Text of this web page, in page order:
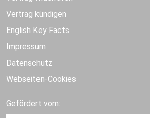
Vertrag kündigen
English Key Facts
Impressum
Datenschutz
Webseiten-Cookies
Gefördert vom: